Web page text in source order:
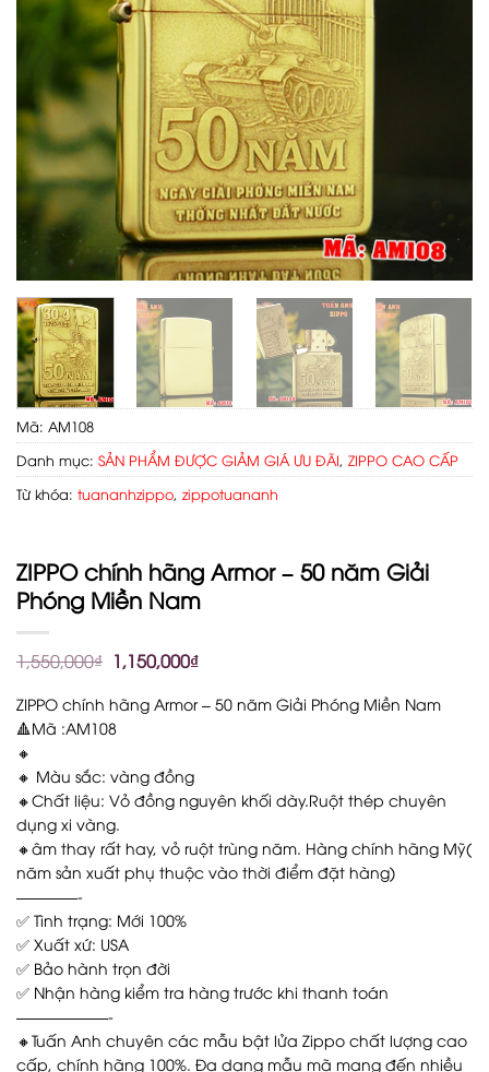
Mã: AM108
Danh mục: SẢN PHẨM ĐƯỢC GIẢM GIÁ ƯU ĐÃI, ZIPPO CAO CẤP
Từ khóa: tuananhzippo, zippotuananh
ZIPPO chính hãng Armor – 50 năm Giải
Phóng Miền Nam
1,550,000₫ 1,150,000₫
ZIPPO chính hãng Armor – 50 năm Giải Phóng Miền Nam
🔺Mã :AM108
🔸
🔸 Màu sắc: vàng đồng
🔸Chất liệu: Vỏ đồng nguyên khối dày.Ruột thép chuyên
dụng xi vàng.
🔸âm thay rất hay, vỏ ruột trùng năm. Hàng chính hãng Mỹ(
năm sản xuất phụ thuộc vào thời điểm đặt hàng)
————-
✅ Tình trạng: Mới 100%
✅ Xuất xứ: USA
✅ Bảo hành trọn đời
✅ Nhận hàng kiểm tra hàng trước khi thanh toán
——————-
🔸Tuấn Anh chuyên các mẫu bật lửa Zippo chất lượng cao
cấp, chính hãng 100%. Đa dạng mẫu mã mang đến nhiều